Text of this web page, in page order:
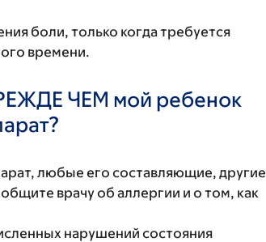
боли, только когда требуется
времени.
ЧЕМ мой ребенок
любые его составляющие, другие
врачу об аллергии и о том, как
нарушений состояния